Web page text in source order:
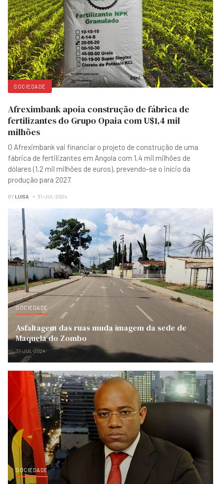
SOCIEDADE
Afreximbank apoia construção de fábrica de
fertilizantes do Grupo Opaia com U$1,4 mil
milhões
O Afreximbank vai financiar o projeto de construção de uma
fábrica de fertilizantes em Angola com 1,4 mil milhões de
dólares (1,2 mil milhões de euros), prevendo-se o início da
produção para 2027.
BY LUISA 31-JUL-2024
SOCIEDADE
Asfaltagem das ruas muda imagem da sede de
Maquela do Zombo
31-JUL-2024
SOCIEDADE